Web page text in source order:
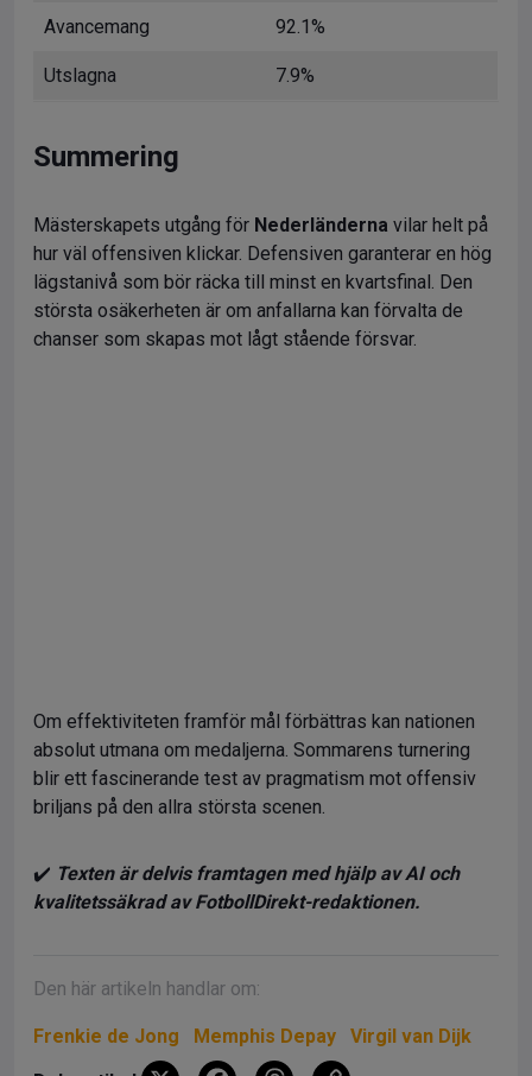
Avancemang 92.1%
Utslagna 7.9%
Summering
Mästerskapets utgång för Nederländerna vilar helt på
hur väl offensiven klickar. Defensiven garanterar en hög
lägstanivå som bör räcka till minst en kvartsfinal. Den
största osäkerheten är om anfallarna kan förvalta de
chanser som skapas mot lågt stående försvar.
Om effektiviteten framför mål förbättras kan nationen
absolut utmana om medaljerna. Sommarens turnering
blir ett fascinerande test av pragmatism mot offensiv
briljans på den allra största scenen.
✔️ Texten är delvis framtagen med hjälp av AI och
kvalitetssäkrad av FotbollDirekt-redaktionen.
Den här artikeln handlar om:
Frenkie de Jong Memphis Depay
Virgil van Dijk